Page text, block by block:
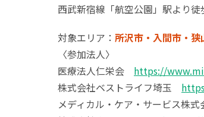
西武新宿線「航空公園」駅より徒
対象エリア： 所沢市・入間市・
〈参加法人〉
医療法人仁栄会 https://
株式会社ベストライフ埼玉
メディカル・ケア・サービス株